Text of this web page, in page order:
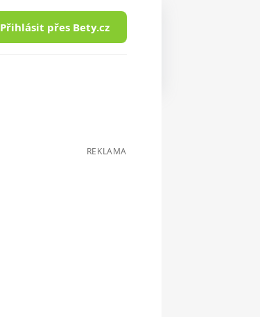
Přihlásit přes Bety.cz
REKLAMA